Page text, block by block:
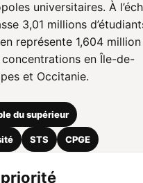
universitaires. À
3,01 millions
représente 1,604
en Île-de-
et Occitanie.
du supérieur
STS CPGE
priorité